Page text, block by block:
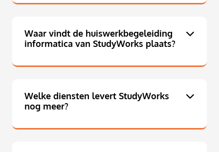
Waar vindt de huiswerkbegeleiding
informatica van StudyWorks plaats?
Welke diensten levert StudyWorks
nog meer?